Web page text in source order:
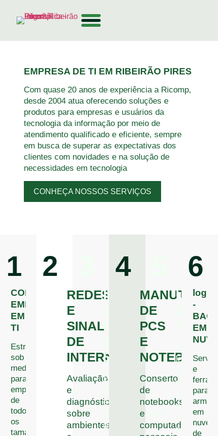
EMPRESA DE TI EM RIBEIRÃO PIRES
Com quase 20 anos de experiência a Ricomp,
desde 2004 atua oferecendo soluções e
produtos para empresas e usuários da
tecnologia da informação por meio de
atendimento qualificado e eficiente, sempre
em busca de superar as expectativas dos
clientes com novidades e na solução de
necessidades em tecnologia
CONHEÇA NOSSOS SERVIÇOS
1
CONSULTORIA
EMPRESARIAL
EM
TI
Estratégias
sob
medida
para
empresas
de
todos
os
tamanhos.
2
REDES
E
SINAL
DE
INTERNET
Avaliação
e
diagnóstico
sobre
ambientes
REDE
SERVIDOR
Estruturação,
organização
e
gerenciamento
de
4
DE
PCS
E
Conserto
de
notebooks
e
computadores
DE
seu
PCs
e
6
-
EM
e
para
em
nuvem
de